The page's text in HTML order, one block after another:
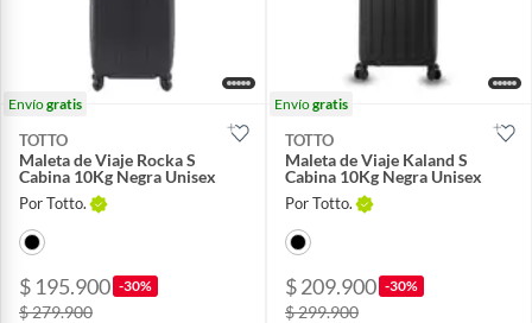
Envíogratis
TOTTO
Maleta de Viaje Rocka S
Cabina 10Kg Negra Unisex
Por Totto.
$ 195.900 -30%
$ 279.900
Envíogratis
TOTTO
Maleta de Viaje Kaland S
Cabina 10Kg Negra Unisex
Por Totto.
$ 209.900 -30%
$ 299.900